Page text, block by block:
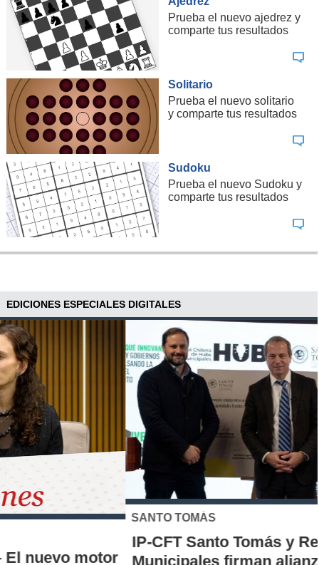
Prueba el nuevo ajedrez y
comparte tus resultados
Solitario
Prueba el nuevo solitario
y comparte tus resultados
Sudoku
Prueba el nuevo Sudoku y
comparte tus resultados
EDICIONES ESPECIALES DIGITALES
SANTO TOMÁS
IP-CFT Santo Tomás y Red de Hubs
Municipales firman alianza para impulsar